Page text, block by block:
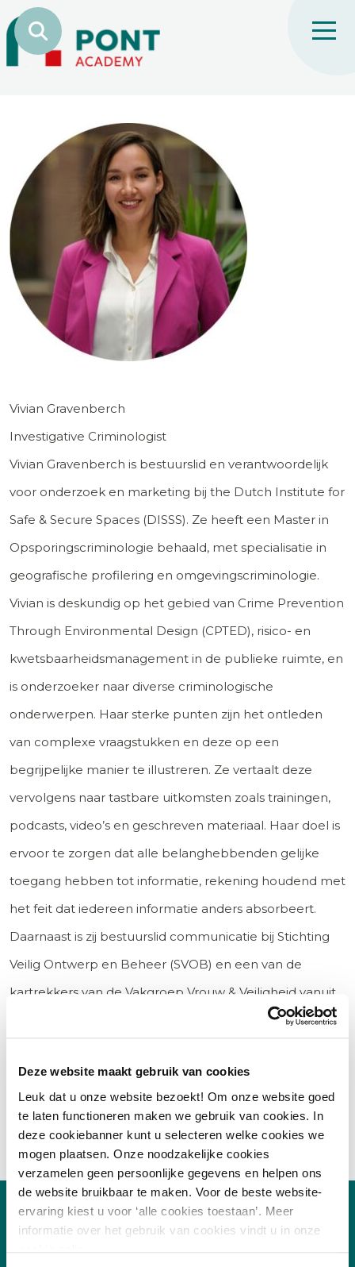
Deze website maakt gebruik van cookies
Leuk dat u onze website bezoekt! Om onze website goed
te laten functioneren maken we gebruik van cookies. In
deze cookiebanner kunt u selecteren welke cookies we
mogen plaatsen. Onze noodzakelijke cookies
verzamelen geen persoonlijke gegevens en helpen ons
de website bruikbaar te maken. Voor de beste website-
ervaring kiest u voor ‘alle cookies toestaan’. Meer
informatie over het gebruik van cookies vindt u in onze
Vivian Gravenberch
Vivian Gravenberch
Investigative Criminologist
Vivian Gravenberch is bestuurslid en verantwoordelijk
voor onderzoek en marketing bij the Dutch Institute for
Safe & Secure Spaces (DISSS). Ze heeft een Master in
Opsporingscriminologie behaald, met specialisatie in
geografische profilering en omgevingscriminologie.
Vivian is deskundig op het gebied van Crime Prevention
Through Environmental Design (CPTED), risico- en
kwetsbaarheidsmanagement in de publieke ruimte, en
is onderzoeker naar diverse criminologische
onderwerpen. Haar sterke punten zijn het ontleden
van complexe vraagstukken en deze op een
begrijpelijke manier te illustreren. Ze vertaalt deze
vervolgens naar tastbare uitkomsten zoals trainingen,
podcasts, video’s en geschreven materiaal. Haar doel is
ervoor te zorgen dat alle belanghebbenden gelijke
toegang hebben tot informatie, rekening houdend met
het feit dat iedereen informatie anders absorbeert.
Daarnaast is zij bestuurslid communicatie bij Stichting
Veilig Ontwerp en Beheer (SVOB) en een van de
kartrekkers van de Vakgroep Vrouw & Veiligheid vanuit
de SVOB. Vivian geeft regelmatig trainingen op haar